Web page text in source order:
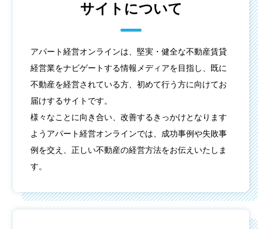
サイトについて
アパート経営オンラインは、堅実・健全な不動産賃貸
経営業をナビゲートする情報メディアを目指し、既に
不動産を経営されている方、初めて行う方に向けてお
届けするサイトです。
様々なことに向き合い、改善するきっかけとなります
ようアパート経営オンラインでは、成功事例や失敗事
例を交え、正しい不動産の経営方法をお伝えいたしま
す。